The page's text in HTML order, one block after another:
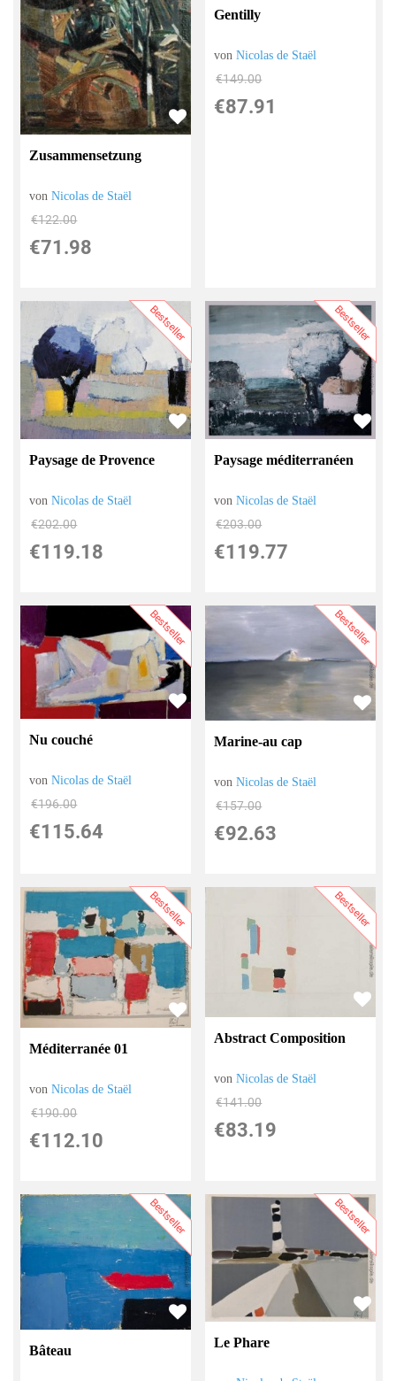
Zusammensetzung
vonNicolas de Staël
€122.00
€71.98
Gentilly
vonNicolas de Staël
€149.00
€87.91
Bestseller
Paysage de Provence
vonNicolas de Staël
€202.00
€119.18
Bestseller
Paysage méditerranéen
vonNicolas de Staël
€203.00
€119.77
Bestseller
Nu couché
vonNicolas de Staël
€196.00
€115.64
Bestseller
Marine-au cap
vonNicolas de Staël
€157.00
€92.63
Bestseller
Méditerranée 01
vonNicolas de Staël
€190.00
€112.10
Bestseller
Abstract Composition
vonNicolas de Staël
€141.00
€83.19
Bestseller
Bâteau
Bestseller
Le Phare